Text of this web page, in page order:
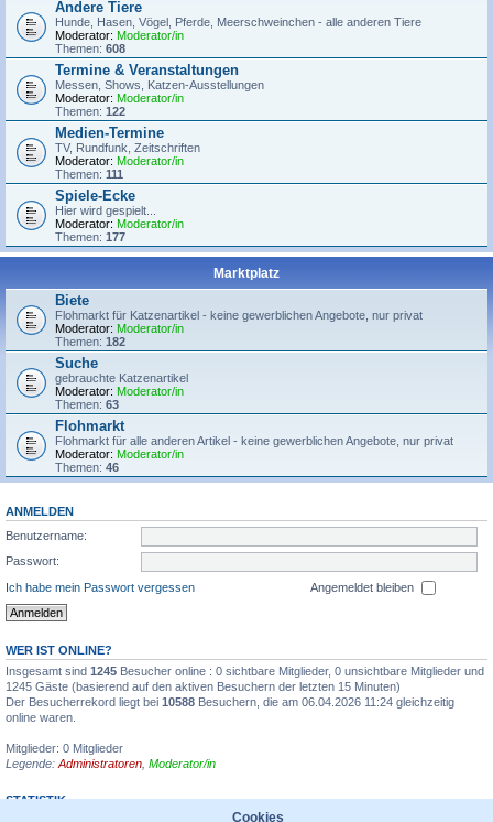
Andere Tiere
Hunde, Hasen, Vögel, Pferde, Meerschweinchen - alle anderen Tiere
Moderator: Moderator/in
Themen: 608
Termine & Veranstaltungen
Messen, Shows, Katzen-Ausstellungen
Moderator: Moderator/in
Themen: 122
Medien-Termine
TV, Rundfunk, Zeitschriften
Moderator: Moderator/in
Themen: 111
Spiele-Ecke
Hier wird gespielt...
Moderator: Moderator/in
Themen: 177
Marktplatz
Biete
Flohmarkt für Katzenartikel - keine gewerblichen Angebote, nur privat
Moderator: Moderator/in
Themen: 182
Suche
gebrauchte Katzenartikel
Moderator: Moderator/in
Themen: 63
Flohmarkt
Flohmarkt für alle anderen Artikel - keine gewerblichen Angebote, nur privat
Moderator: Moderator/in
Themen: 46
ANMELDEN
Benutzername:
Passwort:
Ich habe mein Passwort vergessen
Angemeldet bleiben
WER IST ONLINE?
Insgesamt sind 1245 Besucher online : 0 sichtbare Mitglieder, 0 unsichtbare Mitglieder und
1245 Gäste (basierend auf den aktiven Besuchern der letzten 15 Minuten)
Der Besucherrekord liegt bei 10588 Besuchern, die am 06.04.2026 11:24 gleichzeitig
online waren.
Mitglieder: 0 Mitglieder
Legende: Administratoren Moderator/in
STATISTIK
Cookies